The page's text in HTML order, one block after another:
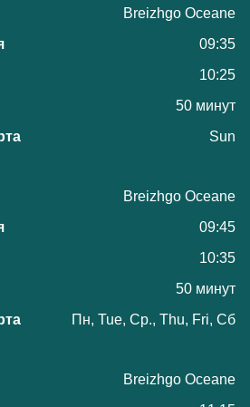
Breizhgo Oceane
09:35
10:25
50 минут
Sun
Breizhgo Oceane
09:45
10:35
50 минут
Пн, Tue, Ср., Thu, Fri, Сб
Breizhgo Oceane